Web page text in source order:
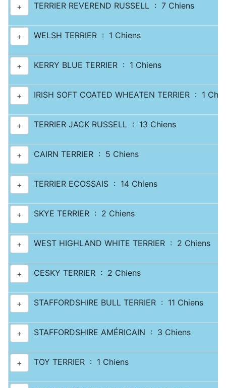
+ TERRIER REVEREND RUSSELL : 7 Chiens
+ WELSH TERRIER : 1 Chiens
+ KERRY BLUE TERRIER : 1 Chiens
+ IRISH SOFT COATED WHEATEN TERRIER : 1
+ TERRIER JACK RUSSELL : 13 Chiens
+ CAIRN TERRIER : 5 Chiens
+ TERRIER ECOSSAIS : 14 Chiens
+ SKYE TERRIER : 2 Chiens
+ WEST HIGHLAND WHITE TERRIER : 2 Chiens
+ CESKY TERRIER : 2 Chiens
+ STAFFORDSHIRE BULL TERRIER : 11 Chiens
+ STAFFORDSHIRE AMÉRICAIN : 3 Chiens
+ TOY TERRIER : 1 Chiens